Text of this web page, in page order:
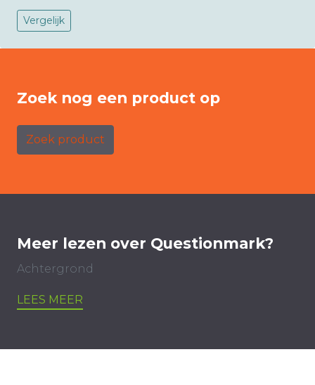
Vergelijk
Zoek nog een product op
Zoek product
Meer lezen over Questionmark?
Achtergrond
LEES MEER